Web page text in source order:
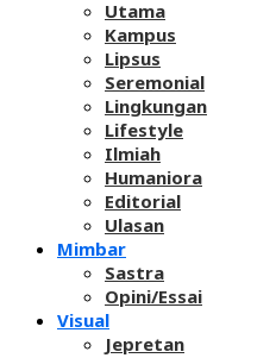
Utama
Kampus
Lipsus
Seremonial
Lingkungan
Lifestyle
Ilmiah
Humaniora
Editorial
Ulasan
Mimbar
Sastra
Opini/Essai
Visual
Jepretan